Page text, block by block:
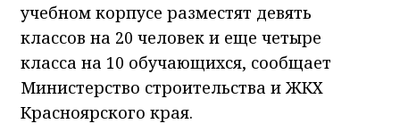
учебном корпусе разместят девять
классов на 20 человек и еще четыре
класса на 10 обучающихся, сообщает
Министерство строительства и ЖКХ
Красноярского края.